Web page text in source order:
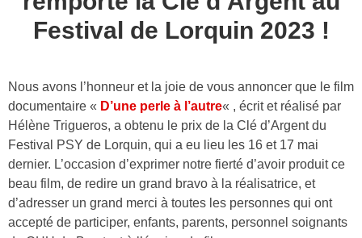
Festival de Lorquin 2023 !
Nous avons l’honneur et la joie de vous annoncer que le film
documentaire « D’une perle à l’autre« , écrit et réalisé par
Hélène Trigueros, a obtenu le prix de la Clé d’Argent du
Festival PSY de Lorquin, qui a eu lieu les 16 et 17 mai
dernier. L’occasion d’exprimer notre fierté d’avoir produit ce
beau film, de redire un grand bravo à la réalisatrice, et
d’adresser un grand merci à toutes les personnes qui ont
accepté de participer, enfants, parents, personnel soignants